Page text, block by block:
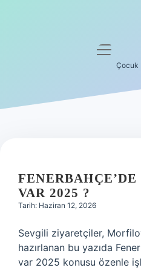
Hakkımızda
menüyü
Çocuk
VAR 2025 ?
Tarih: Haziran 12, 2026
Sevgili ziyaretçiler,
hazırlanan bu yazıda
var 2025 konusu özenle